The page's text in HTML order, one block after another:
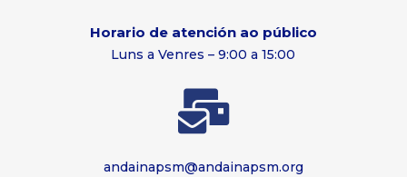
Horario de atención ao público
Luns a Venres – 9:00 a 15:00

andainapsm@andainapsm.org